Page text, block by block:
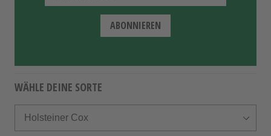
WÄHLE DEINE SORTE